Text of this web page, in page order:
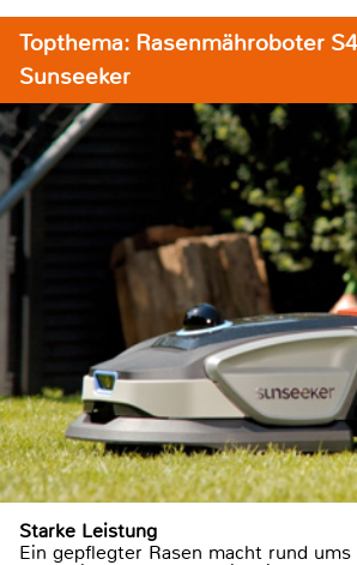
Topthema: Rasenmähroboter
Sunseeker
Starke Leistung
Ein gepflegter Rasen macht rund ums